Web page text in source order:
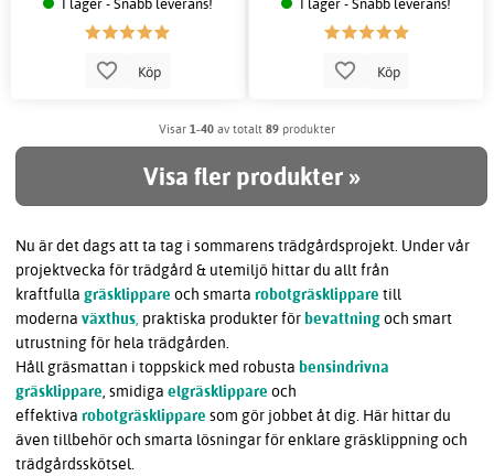
I lager - Snabb leverans!
Köp
I lager - Snabb leverans!
Köp
Visar 1-40 av totalt 89 produkter
Visa fler produkter »
Nu är det dags att ta tag i sommarens trädgårdsprojekt. Under vår
projektvecka för trädgård & utemiljö hittar du allt från
kraftfulla gräsklippare och smarta robotgräsklippare till
moderna växthus, praktiska produkter för bevattningoch smart
utrustning för hela trädgården.
Håll gräsmattan i toppskick med robusta bensindrivna
gräsklippare, smidiga elgräsklippare och
effektiva robotgräsklippare som gör jobbet åt dig. Här hittar du
även tillbehör och smarta lösningar för enklare gräsklippning och
trädgårdsskötsel.